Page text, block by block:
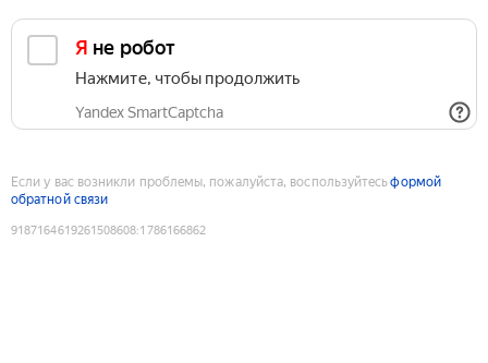
Я не робот
Нажмите, чтобы продолжить
Yandex SmartCaptcha
Если у вас возникли проблемы, пожалуйста, воспользуйтесьформой
обратной связи
9187164619261508608:1786166862